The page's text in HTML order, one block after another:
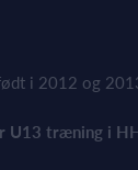
i 2012 og
U13 træning i